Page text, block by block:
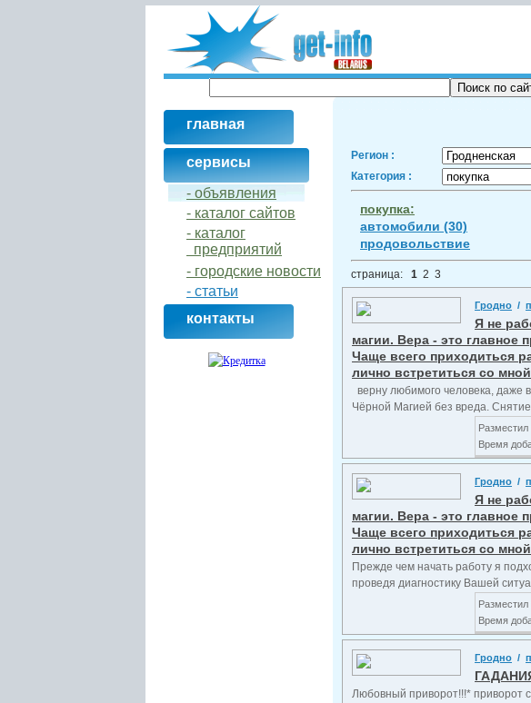
главная
сервисы
- объявления
- кaталог сайтов
- кaталог
предприятий
- городские новости
- статьи
контакты
Регион :
Категория :
покупка:
автомобили (30)
продовольствие
страница: 1 2 3
Гродно /
Я не
магии. Вера - это главное
Чаще всего приходиться
лично встретиться со
верну любимого человека, даже
Чёрной Магией без вреда.
Разместил
Время
Гродно /
Я не
магии. Вера - это главное
Чаще всего приходиться
лично встретиться со
Прежде чем начать работу я
проведя диагностику Вашей
Разместил
Время
Гродно /
Любовный приворот!!!* приворот